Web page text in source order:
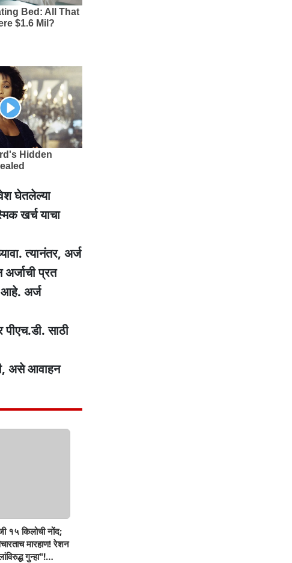
घेतलेल्या
खर्च याचा
त्यानंतर, अर्ज
प्रत
आहे. अर्ज
पीएच.डी. साठी
असे आवाहन
१५ किलोची नोंद;
मारहाण! रेशन
गुन्हा"!